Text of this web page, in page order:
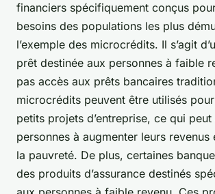
financiers spécifiquement conçus
besoins des populations les plus
l’exemple des microcrédits. Il s’agit
prêt destinée aux personnes à faible
pas accès aux prêts bancaires
microcrédits peuvent être utilisés
petits projets d’entreprise, ce qui
personnes à augmenter leurs
la pauvreté. De plus, certaines
des produits d’assurance destinés